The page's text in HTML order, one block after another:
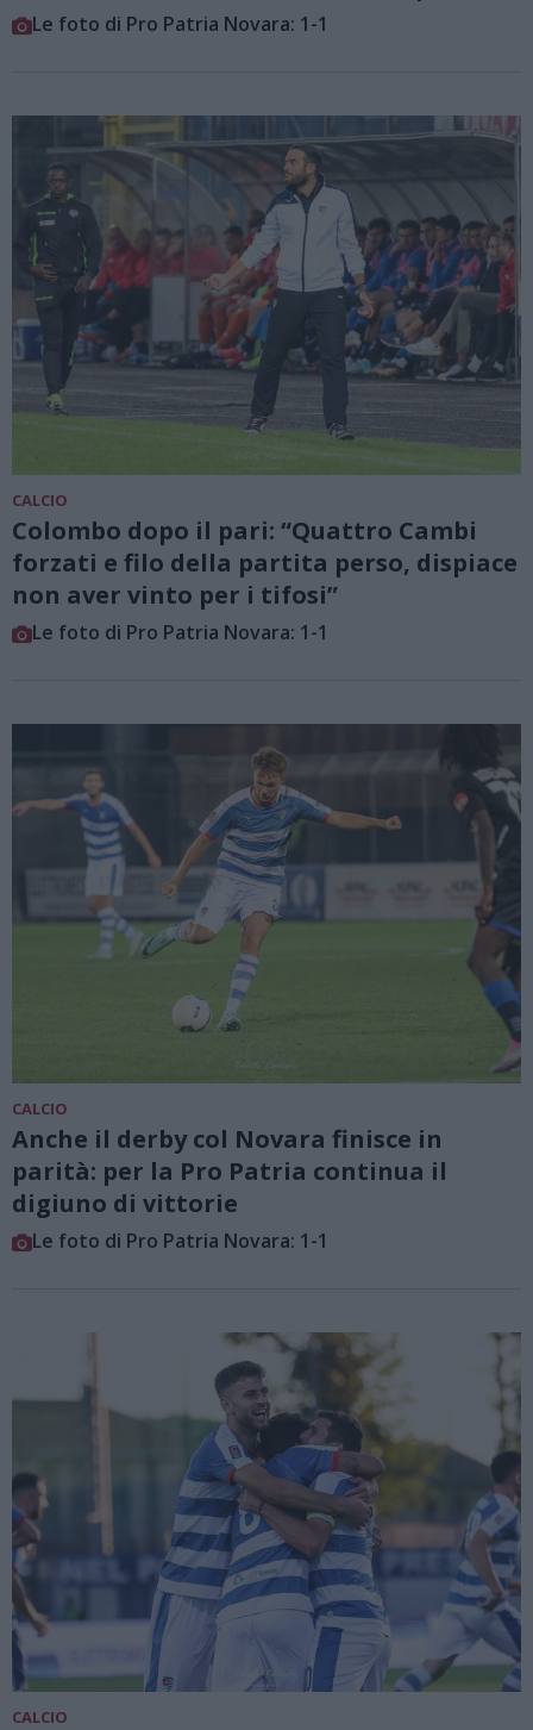
Le foto di Pro Patria Novara: 1-1
CALCIO
Colombo dopo il pari: “Quattro Cambi
forzati e filo della partita perso, dispiace
non aver vinto per i tifosi”
Le foto di Pro Patria Novara: 1-1
CALCIO
Anche il derby col Novara finisce in
parità: per la Pro Patria continua il
digiuno di vittorie
Le foto di Pro Patria Novara: 1-1
CALCIO